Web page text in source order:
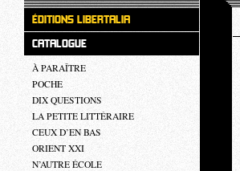
ÉDITIONS LIBERTALIA
CATALOGUE
À PARAÎTRE
POCHE
DIX QUESTIONS
LA PETITE LITTÉRAIRE
CEUX D’EN BAS
ORIENT XXI
N’AUTRE ÉCOLE